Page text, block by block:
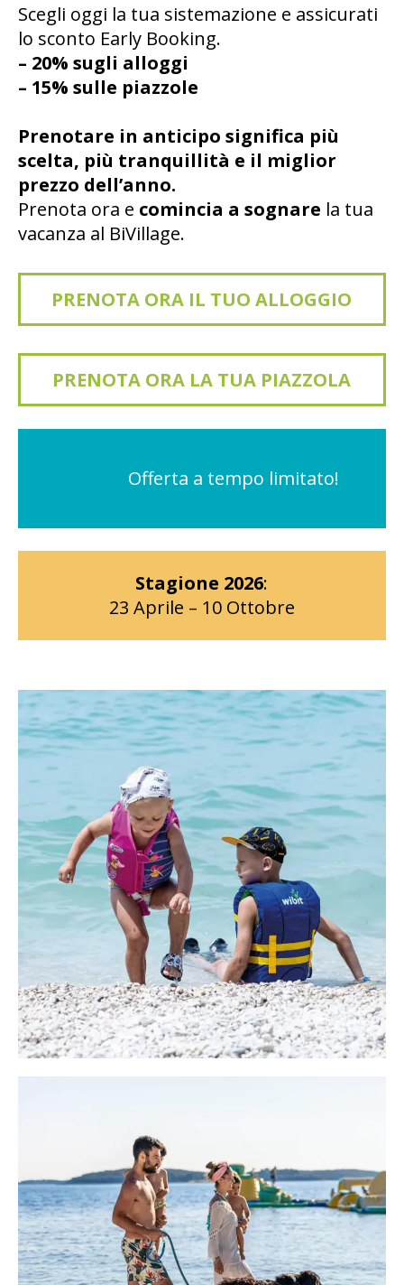
Scegli oggi la tua sistemazione e assicurati
lo sconto Early Booking.
– 20% sugli alloggi
– 15% sulle piazzole
Prenotare in anticipo significa più
scelta, più tranquillità e il miglior
prezzo dell’anno.
Prenota ora e comincia a sognare la tua
vacanza al BiVillage.
PRENOTA ORA IL TUO ALLOGGIO
PRENOTA ORA LA TUA PIAZZOLA
Offerta a tempo limitato!
Stagione 2026:
23 Aprile – 10 Ottobre